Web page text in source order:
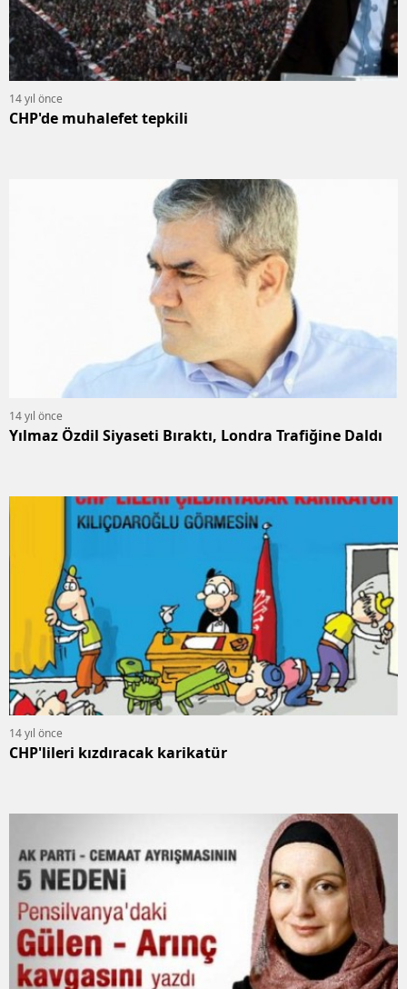
14 yıl önce
CHP'de muhalefet tepkili
14 yıl önce
Yılmaz Özdil Siyaseti Bıraktı, Londra Trafiğine Daldı
14 yıl önce
CHP'lileri kızdıracak karikatür